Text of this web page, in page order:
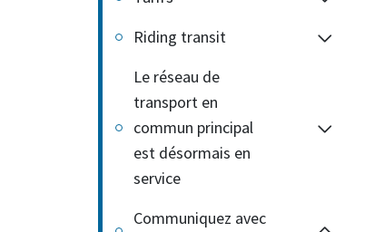
Riding transit
Le réseau de
transport en
commun principal
est désormais en
service
Communiquez avec